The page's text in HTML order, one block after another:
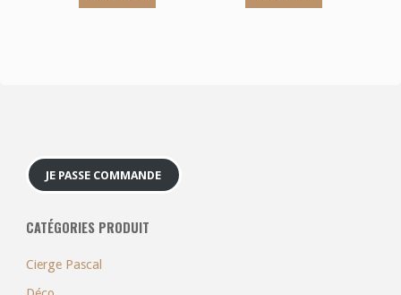
JE PASSE COMMANDE
CATÉGORIES PRODUIT
Cierge Pascal